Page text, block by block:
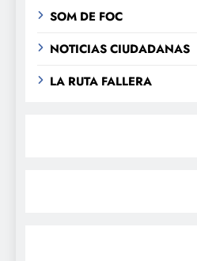
SOM DE FOC
NOTICIAS CIUDADANAS
LA RUTA FALLERA